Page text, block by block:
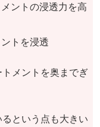
メントの浸透力を高
トを浸透
メントを奥までぎ
という点も大きい